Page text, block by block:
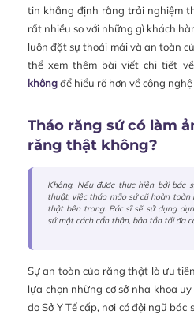
tin khẳng định rằng trải nghiệm
rất nhiều so với những gì khách
luôn đặt sự thoải mái và an toàn
thể xem thêm bài viết chi tiết
khôngđể hiểu rõ hơn về công
Tháo răng sứ có làm
răng thật không?
Không. Nếu được thực hiện bởi bác
thuật, việc tháo mão sứ cũ hoàn toàn
thật bên trong. Bác sĩ sẽ sử dụng
sứ một cách cẩn thận, bảo tồn tối đa
Sự an toàn của răng thật là ưu
lựa chọn những cơ sở nha khoa
do Sở Y Tế cấp, nơi có đội ngũ